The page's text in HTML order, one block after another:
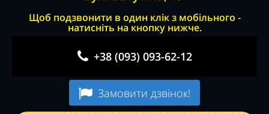
Щоб подзвонити в один клік з мобільного -
натисніть на кнопку нижче.
+38 (093) 093-62-12
Замовити дзвінок!